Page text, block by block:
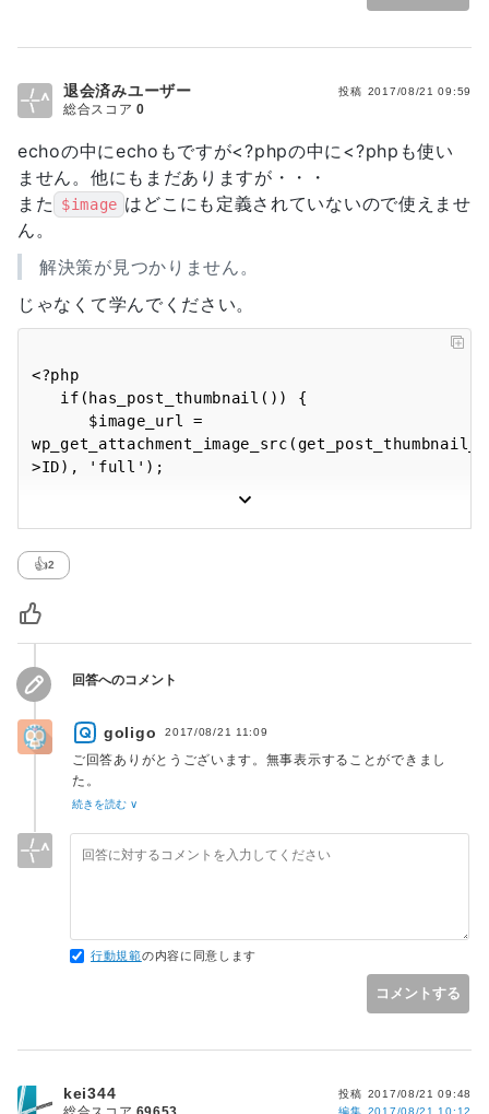
echoの中にechoもですが<?phpの中に<?phpも使い
ません。他にもまだありますが・・・
また
$image はどこにも定義されていないので使えませ
ん。
解決策が見つかりません。
じゃなくて学んでください。
<?php
>ID), 'full');
image:url('.$image_url[0].')"></div>';
       }
    else {
     echo '<div class="thumbnail-box"
get_template_directory_uri() . '/images/no-
image.png);"></div>';
          }
投稿 2017/08/21 09:59
退会済みユーザー
総合スコア 0
👍2
回答へのコメント
goligo 2017/08/21 11:09
ご回答ありがとうございます。無事表示することができまし
た。
PHP基礎から学ぼうと思います。お手数をおかけしました。
続きを読む ∨
行動規範の内容に同意します
コメントする
投稿 2017/08/21 09:48
編集 2017/08/21 10:12
kei344